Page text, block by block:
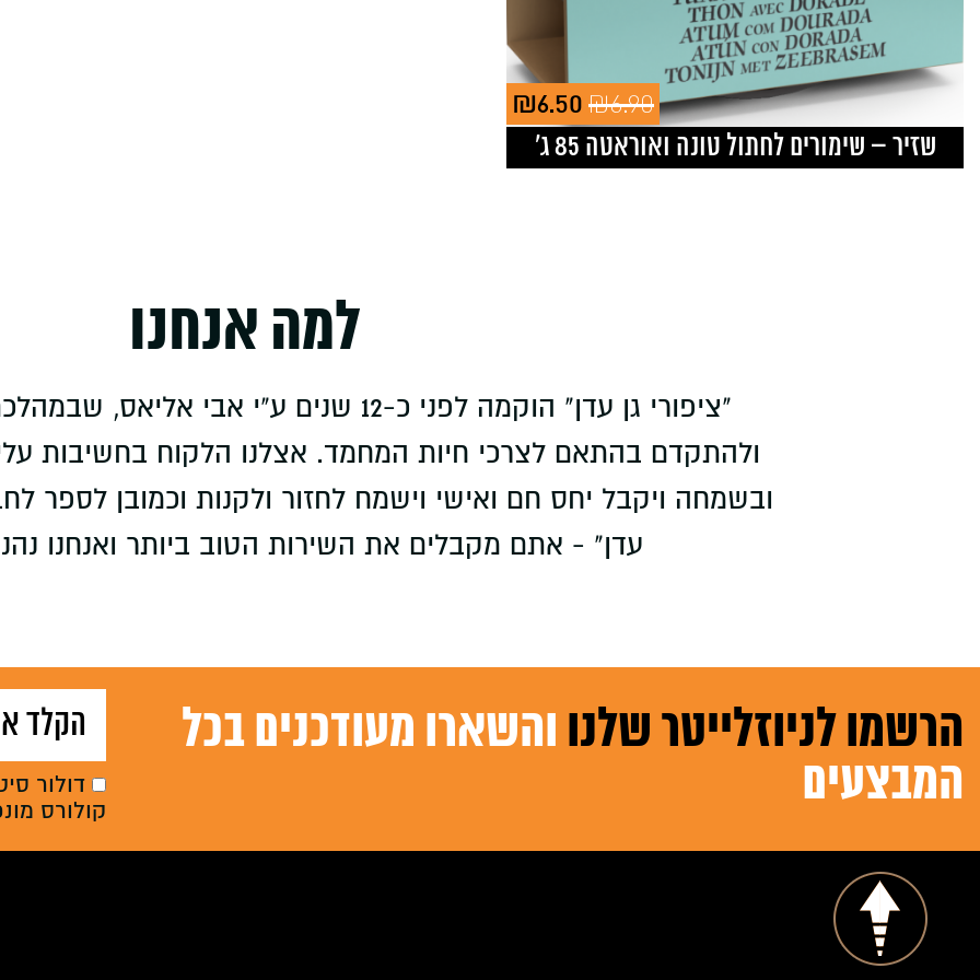
שזיר – שימורים לחתול טונה ואוראטה 85 ג’
₪6.90
Original
price
was:
₪6.50
price
למה אנחנו
"ציפורי גן עדן" הוקמה לפני כ-12 שנים ע"י
ולהתקדם בהתאם לצרכי חיות המחמד. אצלנו הלקוח בחשיבות
ובשמחה ויקבל יחס חם ואישי וישמח לחזור ולקנות וכמובן לספר
עדן" - אתם מקבלים את השירות הטוב ביותר ואנחנו
הרשמו לניוזלייטר שלנו והשארו מעודכנים בכל
המבצעים
דולור
קולורס